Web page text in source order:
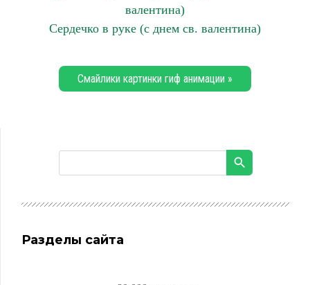
валентина)
Сердечко в руке (с днем св. валентина)
Смайлики картинки гиф анимации »
Разделы сайта